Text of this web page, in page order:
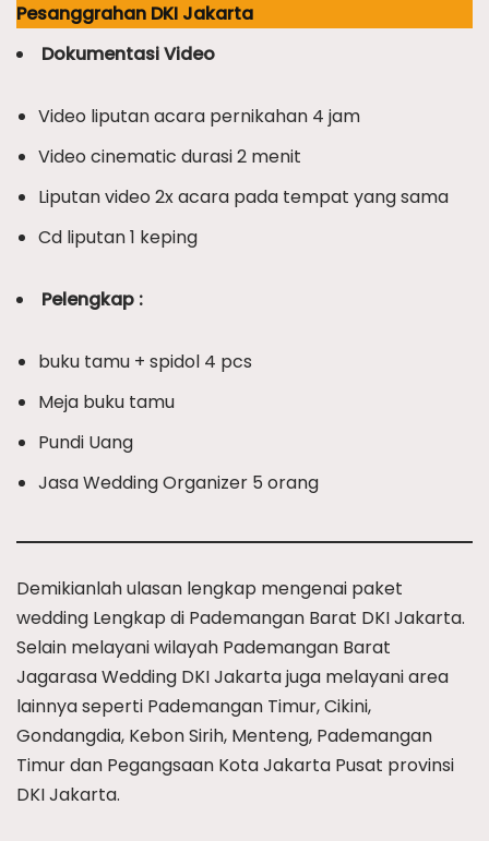
Pesanggrahan DKI Jakarta
Dokumentasi Video
Video liputan acara pernikahan 4 jam
Video cinematic durasi 2 menit
Liputan video 2x acara pada tempat yang sama
Cd liputan 1 keping
Pelengkap :
buku tamu + spidol 4 pcs
Meja buku tamu
Pundi Uang
Jasa Wedding Organizer 5 orang
Demikianlah ulasan lengkap mengenai paket
wedding Lengkap di Pademangan Barat DKI Jakarta.
Selain melayani wilayah Pademangan Barat
Jagarasa Wedding DKI Jakarta juga melayani area
lainnya seperti Pademangan Timur, Cikini,
Gondangdia, Kebon Sirih, Menteng, Pademangan
Timur dan Pegangsaan Kota Jakarta Pusat provinsi
DKI Jakarta.